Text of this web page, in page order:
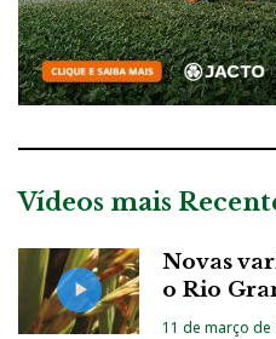
Vídeos mais
Novas
o Rio
11 de março de